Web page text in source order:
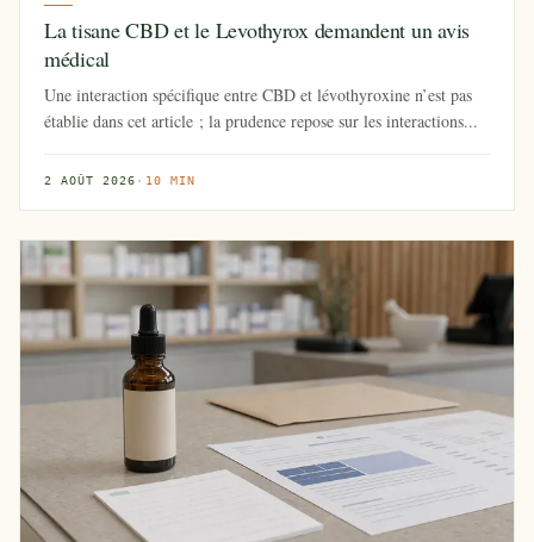
La tisane CBD et le Levothyrox demandent un avis
médical
Une interaction spécifique entre CBD et lévothyroxine n’est pas
établie dans cet article ; la prudence repose sur les interactions...
2 AOÛT 2026 · 10 MIN